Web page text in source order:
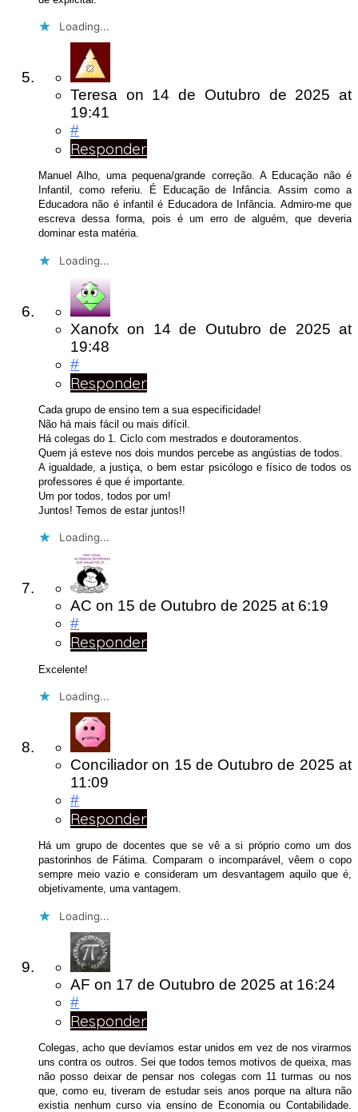
Loading...
Teresa on 14 de Outubro de 2025at
19:41
#
Responder
Manuel Alho, uma pequena/grande correção. A Educação não é
Infantil, como referiu. É Educação de Infância. Assim como a
Educadora não é infantil é Educadora de Infância. Admiro-me que
escreva dessa forma, pois é um erro de alguém, que deveria
dominar esta matéria.
Loading...
Xanofx on 14 de Outubro de 2025at
19:48
#
Responder
Cada grupo de ensino tem a sua especificidade!
Não há mais fácil ou mais difícil.
Há colegas do 1. Ciclo com mestrados e doutoramentos.
Quem já esteve nos dois mundos percebe as angústias de todos.
A igualdade, a justiça, o bem estar psicólogo e físico de todos os
professores é que é importante.
Um por todos, todos por um!
Juntos! Temos de estar juntos!!
Loading...
AC on 15 de Outubro de 2025 at 6:19
#
Responder
Excelente!
Loading...
Conciliador on 15 de Outubro de 2025at
11:09
#
Responder
Há um grupo de docentes que se vê a si próprio como um dos
pastorinhos de Fátima. Comparam o incomparável, vêem o copo
sempre meio vazio e consideram um desvantagem aquilo que é,
objetivamente, uma vantagem.
Loading...
AF on 17 de Outubro de 2025 at 16:24
#
Responder
Colegas, acho que devíamos estar unidos em vez de nos virarmos
uns contra os outros. Sei que todos temos motivos de queixa, mas
não posso deixar de pensar nos colegas com 11 turmas ou nos
que, como eu, tiveram de estudar seis anos porque na altura não
existia nenhum curso via ensino de Economia ou Contabilidade.